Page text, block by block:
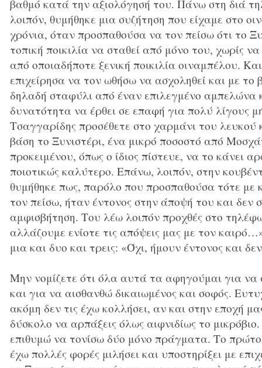
βαθμό κατά την αξιολόγησή του. Πάνω στη διά
λοιπόν, θυμήθηκε μια συζήτηση που είχαμε στο
χρόνια, όταν προσπαθούσα να τον πείσω ότι το
τοπική ποικιλία να σταθεί από μόνο του, χωρίς
από οποιαδήποτε ξενική ποικιλία οιναμπέλου.
επιχείρησα να τον ωθήσω να ασχοληθεί και με το
δηλαδή σταφύλι από έναν επιλεγμένο αμπελώνα
δυνατότητα να έρθει σε επαφή για πολύ λίγους
Τσαγγαρίδης προσέθετε στο χαρμάνι του λευκού
βάση το Ξυνιστέρι, ένα μικρό ποσοστό από
προκειμένου, όπως ο ίδιος πίστευε, να το κάνει
ποιοτικώς καλύτερο. Επάνω, λοιπόν, στην
θυμήθηκε πως, παρόλο που προσπαθούσα τότε με
τον πείσω, ήταν έντονος στην άποψή του και δεν
αμφισβήτηση. Του λέω λοιπόν προχθές στο
αλλάζουμε ενίοτε τις απόψεις μας με τον
μια και δυο και τρεις: «Όχι, ήμουν έντονος και
Μην νομίζετε ότι όλα αυτά τα αφηγούμαι για να
και για να αισθανθώ δικαιωμένος και σοφός.
ακόμη δεν τις έχω κολλήσει, αν και στην εποχή
δύσκολο να αρπάξεις όλως αιφνιδίως το
επιθυμώ να τονίσω δύο μόνο πράγματα. Το πρώτο
έχω πολλές φορές μιλήσει και υποστηρίξει με